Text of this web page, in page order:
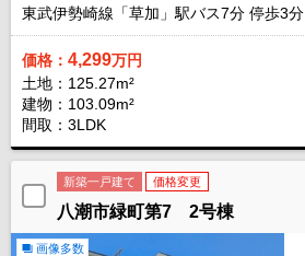
東武伊勢崎線「草加」駅バス7分 停歩3分
価格： 4,299万円
土地：125.27m²
建物：103.09m²
間取：3LDK
新築一戸建て 価格変更
八潮市緑町第7 2号棟
画像多数